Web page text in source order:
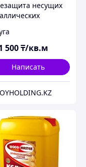
несущих
500₸/кв.м
Написать